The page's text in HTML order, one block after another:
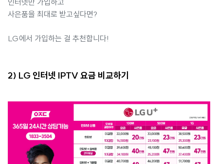
인터넷만 가입하고
사은품을 최대로 받고싶다면?
LG에서 가입하는 걸 추천합니다!
2) LG 인터넷 IPTV 요금 비교하기